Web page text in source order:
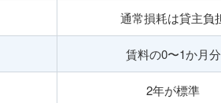
通常損耗は貸主負
賃料の0〜1か月分
2年が標準